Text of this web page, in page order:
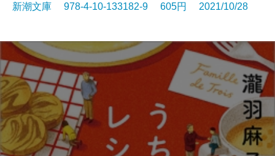
新潮文庫 978-4-10-133182-9 605円 2021/10/28